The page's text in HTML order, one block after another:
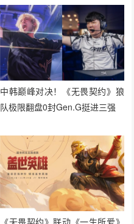
中韩巅峰对决！《无畏契约》狼
队极限翻盘0封Gen.G挺进三强
《无畏契约》联动《一生所爱》